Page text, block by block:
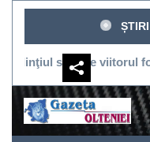
Sari
conținut
susţine viitorul fotbalului